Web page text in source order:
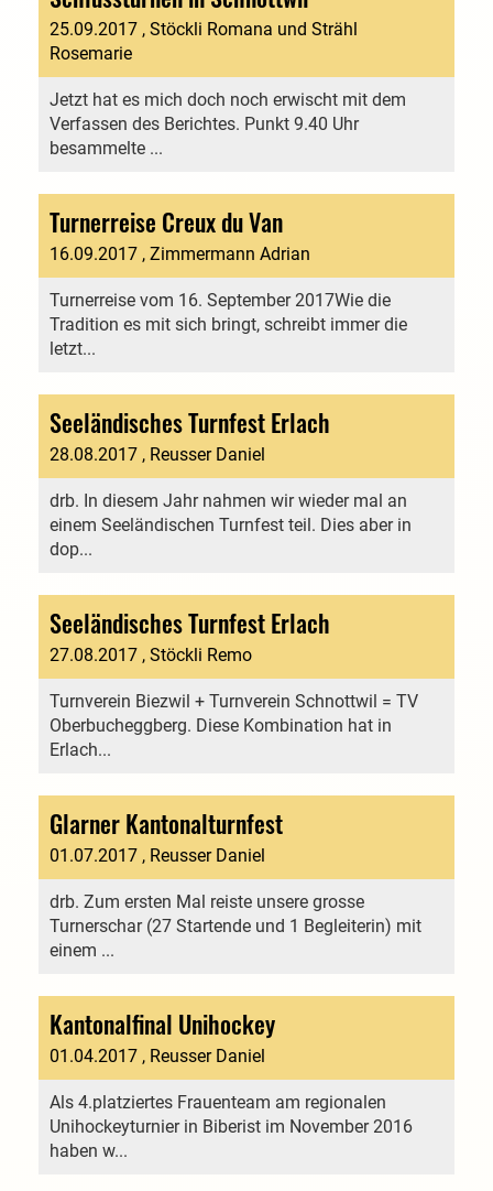
25.09.2017 , Stöckli Romana und Strähl
Rosemarie
Jetzt hat es mich doch noch erwischt mit dem
Verfassen des Berichtes. Punkt 9.40 Uhr
besammelte ...
Turnerreise Creux du Van
16.09.2017 , Zimmermann Adrian
Turnerreise vom 16. September 2017Wie die
Tradition es mit sich bringt, schreibt immer die
letzt...
Seeländisches Turnfest Erlach
28.08.2017 , Reusser Daniel
drb. In diesem Jahr nahmen wir wieder mal an
einem Seeländischen Turnfest teil. Dies aber in
dop...
Seeländisches Turnfest Erlach
27.08.2017 , Stöckli Remo
Turnverein Biezwil + Turnverein Schnottwil = TV
Oberbucheggberg. Diese Kombination hat in
Erlach...
Glarner Kantonalturnfest
01.07.2017 , Reusser Daniel
drb. Zum ersten Mal reiste unsere grosse
Turnerschar (27 Startende und 1 Begleiterin) mit
einem ...
Kantonalfinal Unihockey
01.04.2017 , Reusser Daniel
Als 4.platziertes Frauenteam am regionalen
Unihockeyturnier in Biberist im November 2016
haben w...